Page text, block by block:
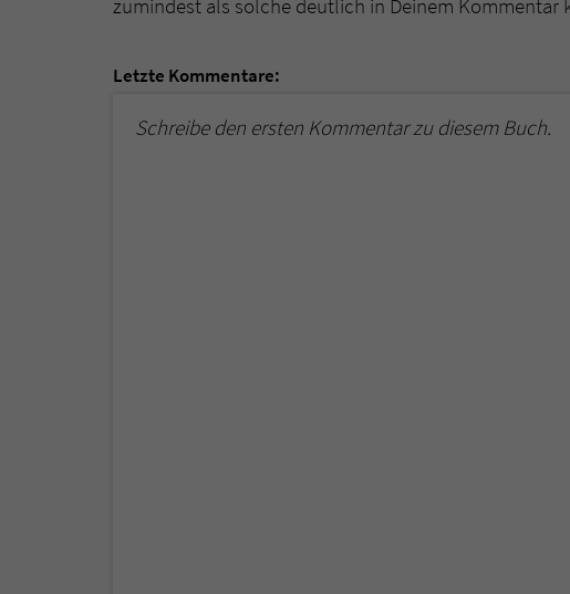
zumindest als solche deutlich in Deinem Kommentar
Letzte Kommentare:
Schreibe den ersten Kommentar zu diesem Buch.